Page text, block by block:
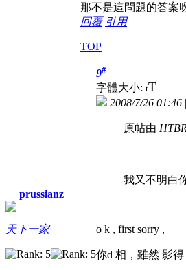
那不是這問題的答案
回覆 引用
TOP
prussianz
天下一家
9#
字體大小: tT
2008/7/26 01:46 |
原帖由
我又不明白
o k , first sorry ,
你d 相，雖然 影